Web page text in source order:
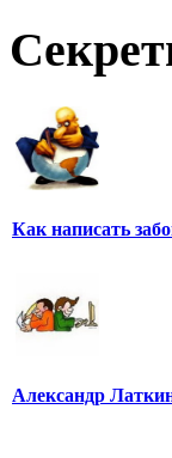
Как написать
Александр